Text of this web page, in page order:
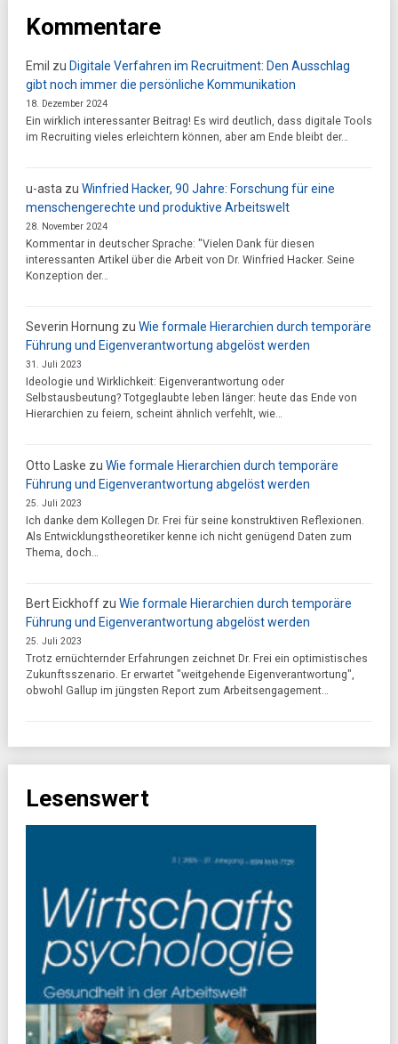
Kommentare
Emil zu Digitale Verfahren im Recruitment: Den Ausschlag
gibt noch immer die persönliche Kommunikation
18. Dezember 2024
Ein wirklich interessanter Beitrag! Es wird deutlich, dass digitale Tools
im Recruiting vieles erleichtern können, aber am Ende bleibt der…
u-asta zu Winfried Hacker, 90 Jahre: Forschung für eine
menschengerechte und produktive Arbeitswelt
28. November 2024
Kommentar in deutscher Sprache: "Vielen Dank für diesen
interessanten Artikel über die Arbeit von Dr. Winfried Hacker. Seine
Konzeption der…
Severin Hornung zu Wie formale Hierarchien durch temporäre
Führung und Eigenverantwortung abgelöst werden
31. Juli 2023
Ideologie und Wirklichkeit: Eigenverantwortung oder
Selbstausbeutung? Totgeglaubte leben länger: heute das Ende von
Hierarchien zu feiern, scheint ähnlich verfehlt, wie…
Otto Laske zu Wie formale Hierarchien durch temporäre
Führung und Eigenverantwortung abgelöst werden
25. Juli 2023
Ich danke dem Kollegen Dr. Frei für seine konstruktiven Reflexionen.
Als Entwicklungstheoretiker kenne ich nicht genügend Daten zum
Thema, doch…
Bert Eickhoffzu Wie formale Hierarchien durch temporäre
Führung und Eigenverantwortung abgelöst werden
25. Juli 2023
Trotz ernüchternder Erfahrungen zeichnet Dr. Frei ein optimistisches
Zukunftsszenario. Er erwartet "weitgehende Eigenverantwortung",
obwohl Gallup im jüngsten Report zum Arbeitsengagement…
Lesenswert